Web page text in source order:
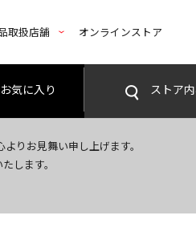
取扱店舗 オンラインストア
お気に入り ストア
りお見舞い申し上げます。
します。